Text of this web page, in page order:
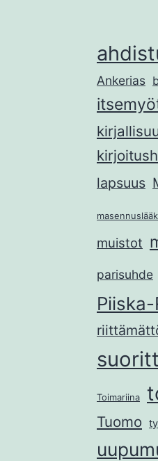
Ankerias
lapsuus
muistot
parisuhde
Piiska-
Toimariina
Tuomo